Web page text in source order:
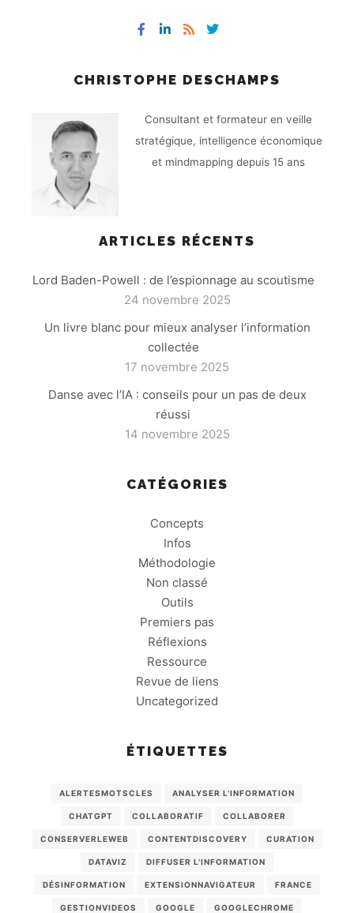
CHRISTOPHE DESCHAMPS
Consultant et formateur en veille
stratégique, intelligence économique
et mindmapping depuis 15 ans
ARTICLES RÉCENTS
Lord Baden-Powell : de l’espionnage au scoutisme
24 novembre 2025
Un livre blanc pour mieux analyser l’information
collectée
17 novembre 2025
Danse avec l’IA : conseils pour un pas de deux
réussi
14 novembre 2025
CATÉGORIES
Concepts
Infos
Méthodologie
Non classé
Outils
Premiers pas
Réflexions
Ressource
Revue de liens
Uncategorized
ÉTIQUETTES
ALERTESMOTSCLES ANALYSER L'INFORMATION
CHATGPT COLLABORATIF COLLABORER
CONSERVERLEWEB CONTENTDISCOVERY CURATION
DATAVIZ DIFFUSER L'INFORMATION
DÉSINFORMATION EXTENSIONNAVIGATEUR FRANCE
GESTIONVIDEOS GOOGLE GOOGLECHROME